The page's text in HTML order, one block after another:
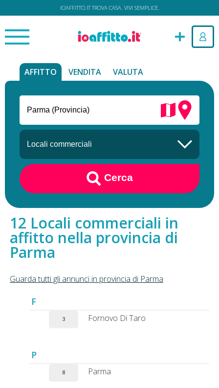
IOAFFITTO.IT TROVA CASA. VIVI SEMPLICE.
AFFITTO VENDITA VALUTA
Cerca
Locali commerciali in
affitto nella provincia di
Parma
Guarda tutti gli annunci in provincia di Parma
F
3 Fornovo Di Taro
P
8 Parma